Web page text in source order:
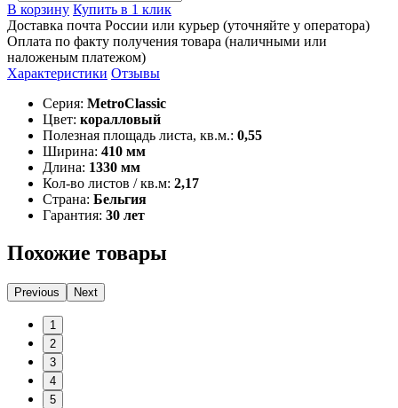
В корзину Купить в 1 клик
Доставка почта России или курьер (уточняйте у оператора)
Оплата по факту получения товара (наличными или
наложеным платежом)
Характеристики Отзывы
Серия: MetroClassic
Цвет: коралловый
Полезная площадь листа, кв.м.: 0,55
Ширина: 410 мм
Длина: 1330 мм
Кол-во листов / кв.м: 2,17
Страна: Бельгия
Гарантия: 30 лет
Похожие товары
Previous Next
1
2
3
4
5